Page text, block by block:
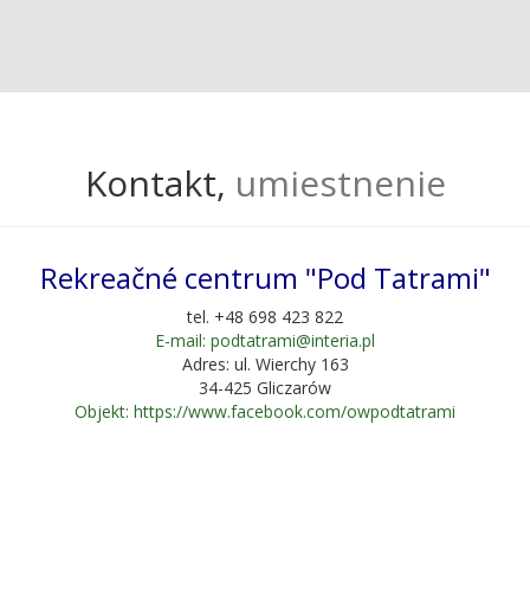
Kontakt, umiestnenie
Rekreačné centrum "Pod Tatrami"
tel. +48 698 423 822
E-mail: podtatrami@interia.pl
Adres: ul. Wierchy 163
34-425 Gliczarów
Objekt: https://www.facebook.com/owpodtatrami